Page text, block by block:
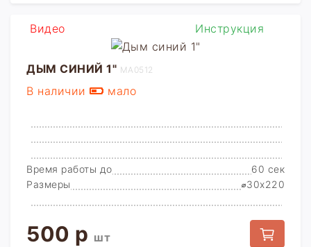
Видео Инструкция
ДЫМ СИНИЙ 1" MA0512
В наличии мало
Время работы до
60 сек
Размеры
⌀30x220
500 р шт